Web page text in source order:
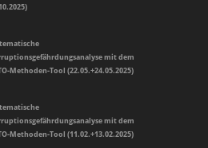
mit dem
Methoden-Tool (22.05.+24.05.2025)
mit dem
Methoden-Tool (11.02.+13.02.2025)